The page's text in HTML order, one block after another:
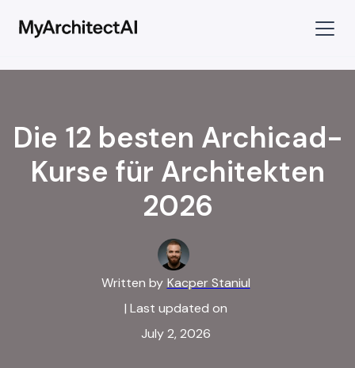
Die 12 besten Archicad-
Kurse für Architekten
2026
Written by Kacper Staniul
| Last updated on
July 2, 2026